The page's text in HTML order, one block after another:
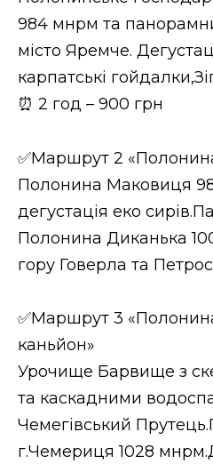
984 мнрм та
місто Яремче.
карпатські
⏰ 2 год – 900 грн
✅Маршрут 2
Полонина Маковиця
дегустація еко
Полонина Диканька
гору Говерла та
✅Маршрут 3
каньйон»
Урочище Барвище з
та каскадними
Чемегівський
г.Чемериця 1028